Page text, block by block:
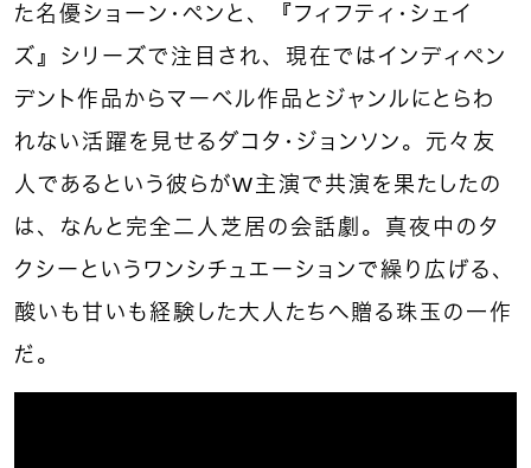
た名優ショーン・ペンと、『フィフティ・シェイ
ズ』シリーズで注目され、現在ではインディペン
デント作品からマーベル作品とジャンルにとらわ
れない活躍を見せるダコタ・ジョンソン。元々友
人であるという彼らがW主演で共演を果たしたの
は、なんと完全二人芝居の会話劇。真夜中のタ
クシーというワンシチュエーションで繰り広げる、
酸いも甘いも経験した大人たちへ贈る珠玉の一作
だ。